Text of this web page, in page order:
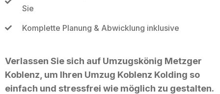
Sie
Komplette Planung & Abwicklung inklusive
Verlassen Sie sich auf Umzugskönig Metzger
Koblenz, um Ihren Umzug Koblenz Kolding so
einfach und stressfrei wie möglich zu gestalten.